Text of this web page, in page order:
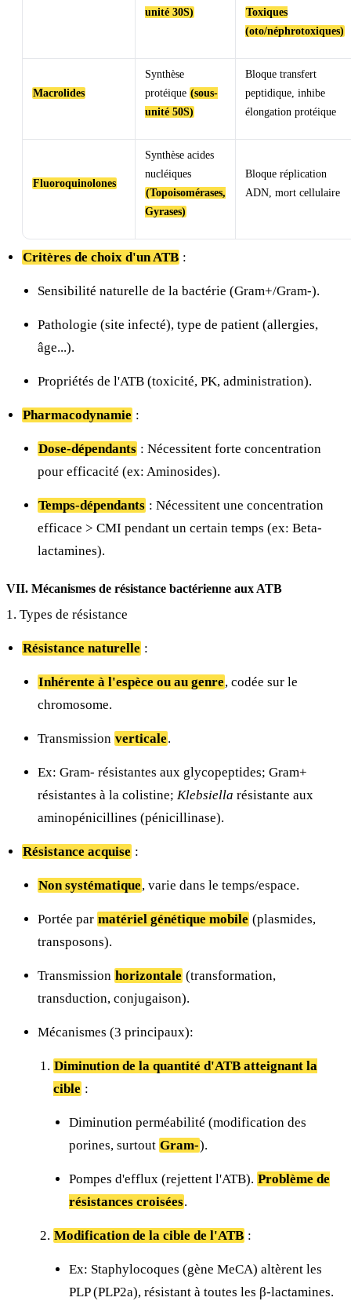
unité 30S)
Toxiques
(oto/néphrotoxiques)
Macrolides
Synthèse
protéique (sous-
unité 50S)
Bloque transfert
peptidique, inhibe
élongation protéique
Fluoroquinolones
Synthèse acides
nucléiques
(Topoisomérases,
Gyrases)
Bloque réplication
ADN, mort cellulaire
Critères de choix d'un ATB :
Sensibilité naturelle de la bactérie (Gram+/Gram-).
Pathologie (site infecté), type de patient (allergies,
âge...).
Propriétés de l'ATB (toxicité, PK, administration).
Pharmacodynamie :
Dose-dépendants : Nécessitent forte concentration
pour efficacité (ex: Aminosides).
Temps-dépendants : Nécessitent une concentration
efficace > CMI pendant un certain temps (ex: Beta-
lactamines).
VII. Mécanismes de résistance bactérienne aux ATB
1. Types de résistance
Résistance naturelle :
Inhérente à l'espèce ou au genre, codée sur le
chromosome.
Transmission verticale.
Ex: Gram- résistantes aux glycopeptides; Gram+
résistantes à la colistine; Klebsiella résistante aux
aminopénicillines (pénicillinase).
Résistance acquise :
Non systématique, varie dans le temps/espace.
Portée par matériel génétique mobile (plasmides,
transposons).
Transmission horizontale (transformation,
transduction, conjugaison).
Mécanismes (3 principaux):
Diminution de la quantité d'ATB atteignant la
cible :
Diminution perméabilité (modification des
porines, surtout Gram-).
Pompes d'efflux (rejettent l'ATB). Problème de
résistances croisées.
Modification de la cible de l'ATB :
Ex: Staphylocoques (gène MeCA) altèrent les
PLP (PLP2a), résistant à toutes les β-lactamines.